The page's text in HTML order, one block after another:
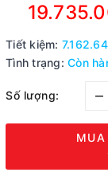
Tiết kiệm:
Tình trạng: Còn
Số lượng: –
MUA